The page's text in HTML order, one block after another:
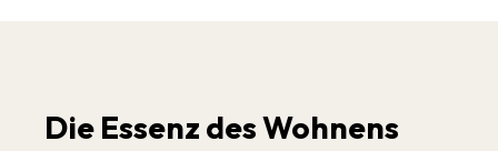
Die Essenz des Wohnens